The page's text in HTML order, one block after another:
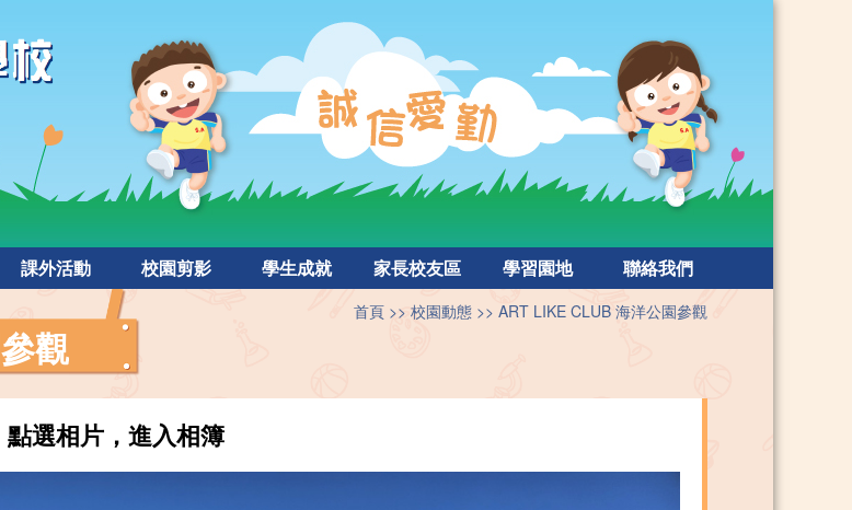
課外活動 校園剪影 學生成就 家長校友區 學習園地 聯絡我們
觀
首頁 校園動態 ART LIKE CLUB 海洋公園參觀
點選相片，進入相簿